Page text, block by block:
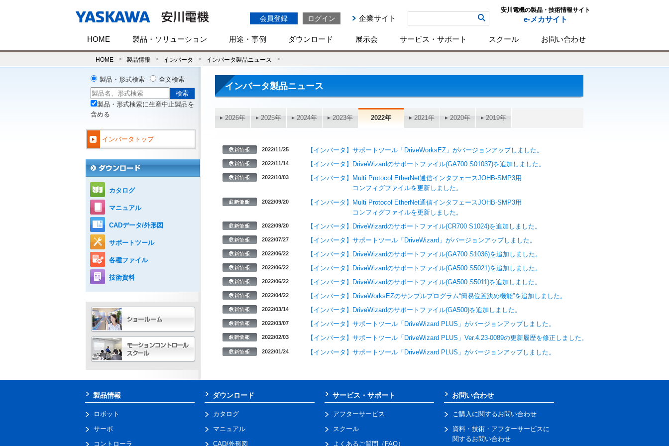
会員登録 ログイン 企業サイト
安川電機の製品・技術情報サイト
e-メカサイト
HOME 製品・ソリューション 用途・事例 ダウンロード 展示会 サービス・サポート スクール お問い合わせ
HOME 製品情報 インバータ インバータ製品ニュース
インバータ製品ニュース
2026年 2025年 2024年 2023年 2022年 2021年 2020年 2019年
2022/11/25 【インバータ】サポートツール「DriveWorksEZ」がバージョンアップしました。
2022/11/14 【インバータ】DriveWizardのサポートファイル(GA700 S01037)を追加しました。
2022/10/03
【インバータ】Multi Protocol EtherNet通信インタフェースJOHB-SMP3用
コンフィグファイルを更新しました。
2022/09/20
【インバータ】Multi Protocol EtherNet通信インタフェースJOHB-SMP3用
コンフィグファイルを更新しました。
2022/09/20 【インバータ】DriveWizardのサポートファイル(CR700 S1024)を追加しました。
2022/07/27 【インバータ】サポートツール「DriveWizard」がバージョンアップしました。
2022/06/22 【インバータ】DriveWizardのサポートファイル(GA700 S1036)を追加しました。
2022/06/22 【インバータ】DriveWizardのサポートファイル(GA500 S5021)を追加しました。
2022/06/22 【インバータ】DriveWizardのサポートファイル(GA500 S5011)を追加しました。
2022/04/22 【インバータ】DriveWorksEZのサンプルプログラム“簡易位置決め機能”を追加しました。
2022/03/14 【インバータ】DriveWizardのサポートファイル(GA500)を追加しました。
2022/03/07 【インバータ】サポートツール「DriveWizard PLUS」がバージョンアップしました。
2022/02/03 【インバータ】サポートツール「DriveWizard PLUS」Ver.4.23-0089の更新履歴を修正しました。
2022/01/24 【インバータ】サポートツール「DriveWizard PLUS」がバージョンアップしました。
製品・形式検索 全文検索
製品・形式検索に生産中止製品を
含める
インバータトップ
カタログ
マニュアル
CADデータ/外形図
サポートツール
各種ファイル
技術資料
製品情報
ロボット
サーボ
コントローラ
ダウンロード
カタログ
マニュアル
CAD/外形図
サービス・サポート
アフターサービス
スクール
よくあるご質問（FAQ）
お問い合わせ
ご購入に関するお問い合わせ
資料・技術・アフターサービスに
関するお問い合わせ